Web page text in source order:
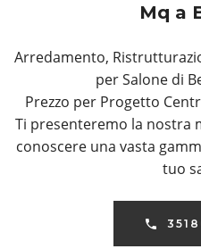
Mq a
Arredamento,
per Salone di
Prezzo per Progetto
Ti presenteremo la nostra
conoscere una vasta
tuo